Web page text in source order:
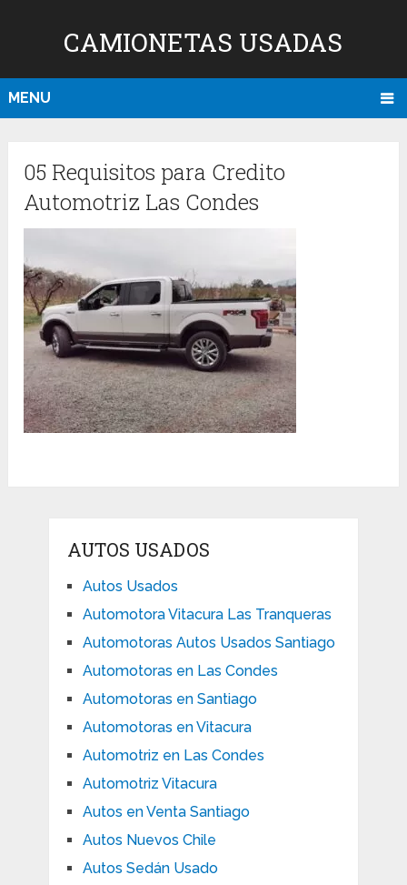
CAMIONETAS USADAS
MENU
05 Requisitos para Credito
Automotriz Las Condes
AUTOS USADOS
Autos Usados
Automotora Vitacura Las Tranqueras
Automotoras Autos Usados Santiago
Automotoras en Las Condes
Automotoras en Santiago
Automotoras en Vitacura
Automotriz en Las Condes
Automotriz Vitacura
Autos en Venta Santiago
Autos Nuevos Chile
Autos Sedán Usado